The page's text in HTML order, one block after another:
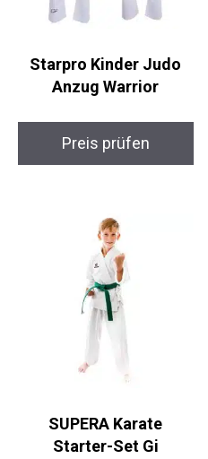
Starpro Kinder Judo
Starter-Set Gi